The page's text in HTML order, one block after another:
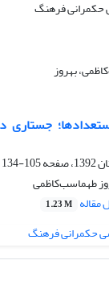
بهروز
جستاری
105-134
طهماسب‌کاظمی
مقاله 1.23 M